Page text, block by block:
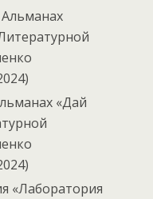
«Дай
«Лаборатория